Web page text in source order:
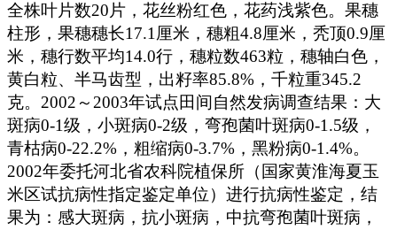
全株叶片数20片，花丝粉红色，花药浅紫色。果穗
柱形，果穗穗长17.1 厘米 ，穗粗4.8厘米 ，秃顶0.9厘
米 ，穗行数平均14.0行，穗粒数463粒，穗轴白色，
黄白粒、半马齿型，出籽率85.8% ，千粒重345.2
克。 2002 ～ 2003年试点田间自然发病调查结果：大
斑病0-1级，小斑病0-2级，弯孢菌叶斑病0-1.5级，
青枯病0-22.2% ，粗缩病0-3.7% ，黑粉病0-1.4%。
2002年委托河北省农科院植保所（国家黄淮海夏玉
米区试抗病性指定鉴定单位）进行抗病性鉴定，结
果为：感大斑病，抗小斑病，中抗弯孢菌叶斑病，